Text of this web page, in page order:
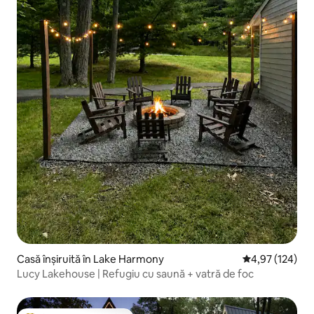
Casă înșiruită în Lake Harmony Scor mediu de
4,97 (124)
Lucy Lakehouse | Refugiu cu saună + vatră de foc